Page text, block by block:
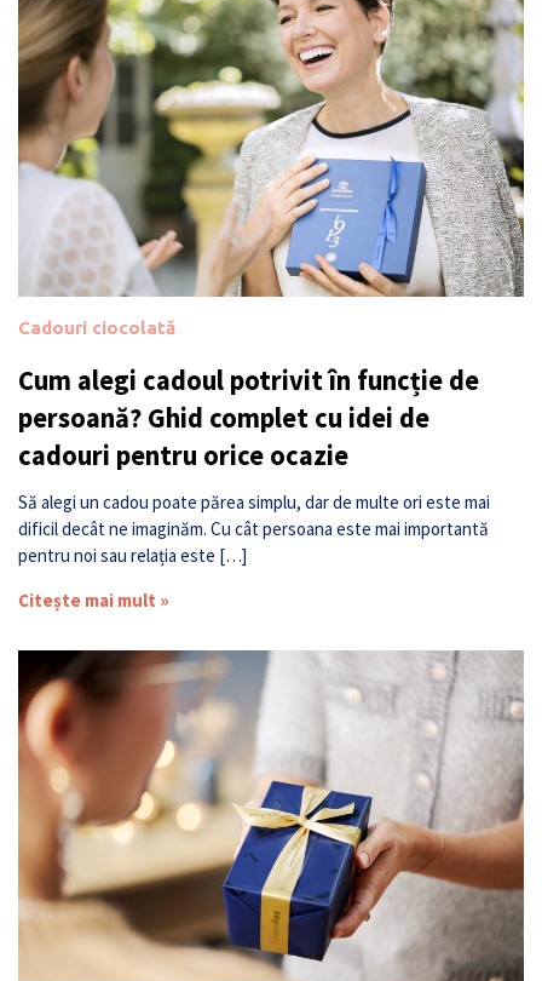
Cadouri ciocolată
Cum alegi cadoul potrivit în funcție de
persoană? Ghid complet cu idei de
cadouri pentru orice ocazie
Să alegi un cadou poate părea simplu, dar de multe ori este mai
dificil decât ne imaginăm. Cu cât persoana este mai importantă
pentru noi sau relația este […]
Citește mai mult »